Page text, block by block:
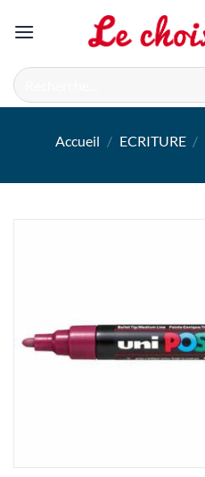
Recherche
pour :
Accueil / ECRITURE /